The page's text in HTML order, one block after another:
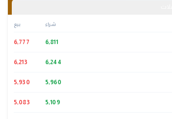
شراء بيع
6,811
6,777
6,244
6,213
5,960
5,930
5,109
5,083